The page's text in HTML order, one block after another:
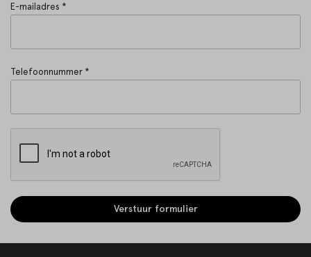
E-mailadres *
Telefoonnummer *
Verstuur formulier